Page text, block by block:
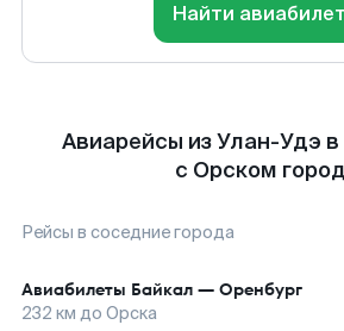
Найти
Авиарейсы из Улан-Удэ
с Орском
Рейсы в соседние города
Авиабилеты Байкал — Оренбург
232 км до Орска